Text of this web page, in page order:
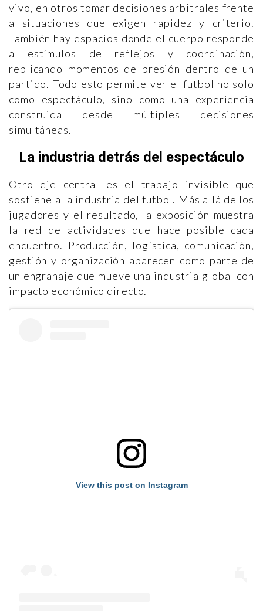
vivo, en otros tomar decisiones arbitrales frente
a situaciones que exigen rapidez y criterio.
También hay espacios donde el cuerpo responde
a estímulos de reflejos y coordinación,
replicando momentos de presión dentro de un
partido. Todo esto permite ver el futbol no solo
como espectáculo, sino como una experiencia
construida desde múltiples decisiones
simultáneas.
La industria detrás del espectáculo
Otro eje central es el trabajo invisible que
sostiene a la industria del futbol. Más allá de los
jugadores y el resultado, la exposición muestra
la red de actividades que hace posible cada
encuentro. Producción, logística, comunicación,
gestión y organización aparecen como parte de
un engranaje que mueve una industria global con
impacto económico directo.
View this post on Instagram